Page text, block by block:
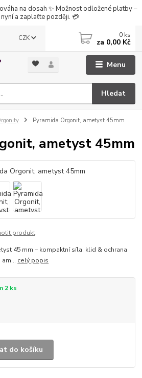
na dosah ✨ Možnost odložené platby –
a zaplaťte později. 💳
Menu
CZK
Hledat
0 ks
za 0,00 Kč
Pyramida Orgonit, ametyst 45mm
ametyst 45mm
produkt
45 mm – kompaktní síla, klid & ochrana
celý popis
2 ks
do košíku